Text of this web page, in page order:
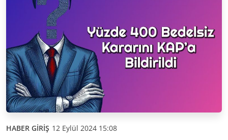
HABER GİRİŞ 12 Eylül 2024 15:08